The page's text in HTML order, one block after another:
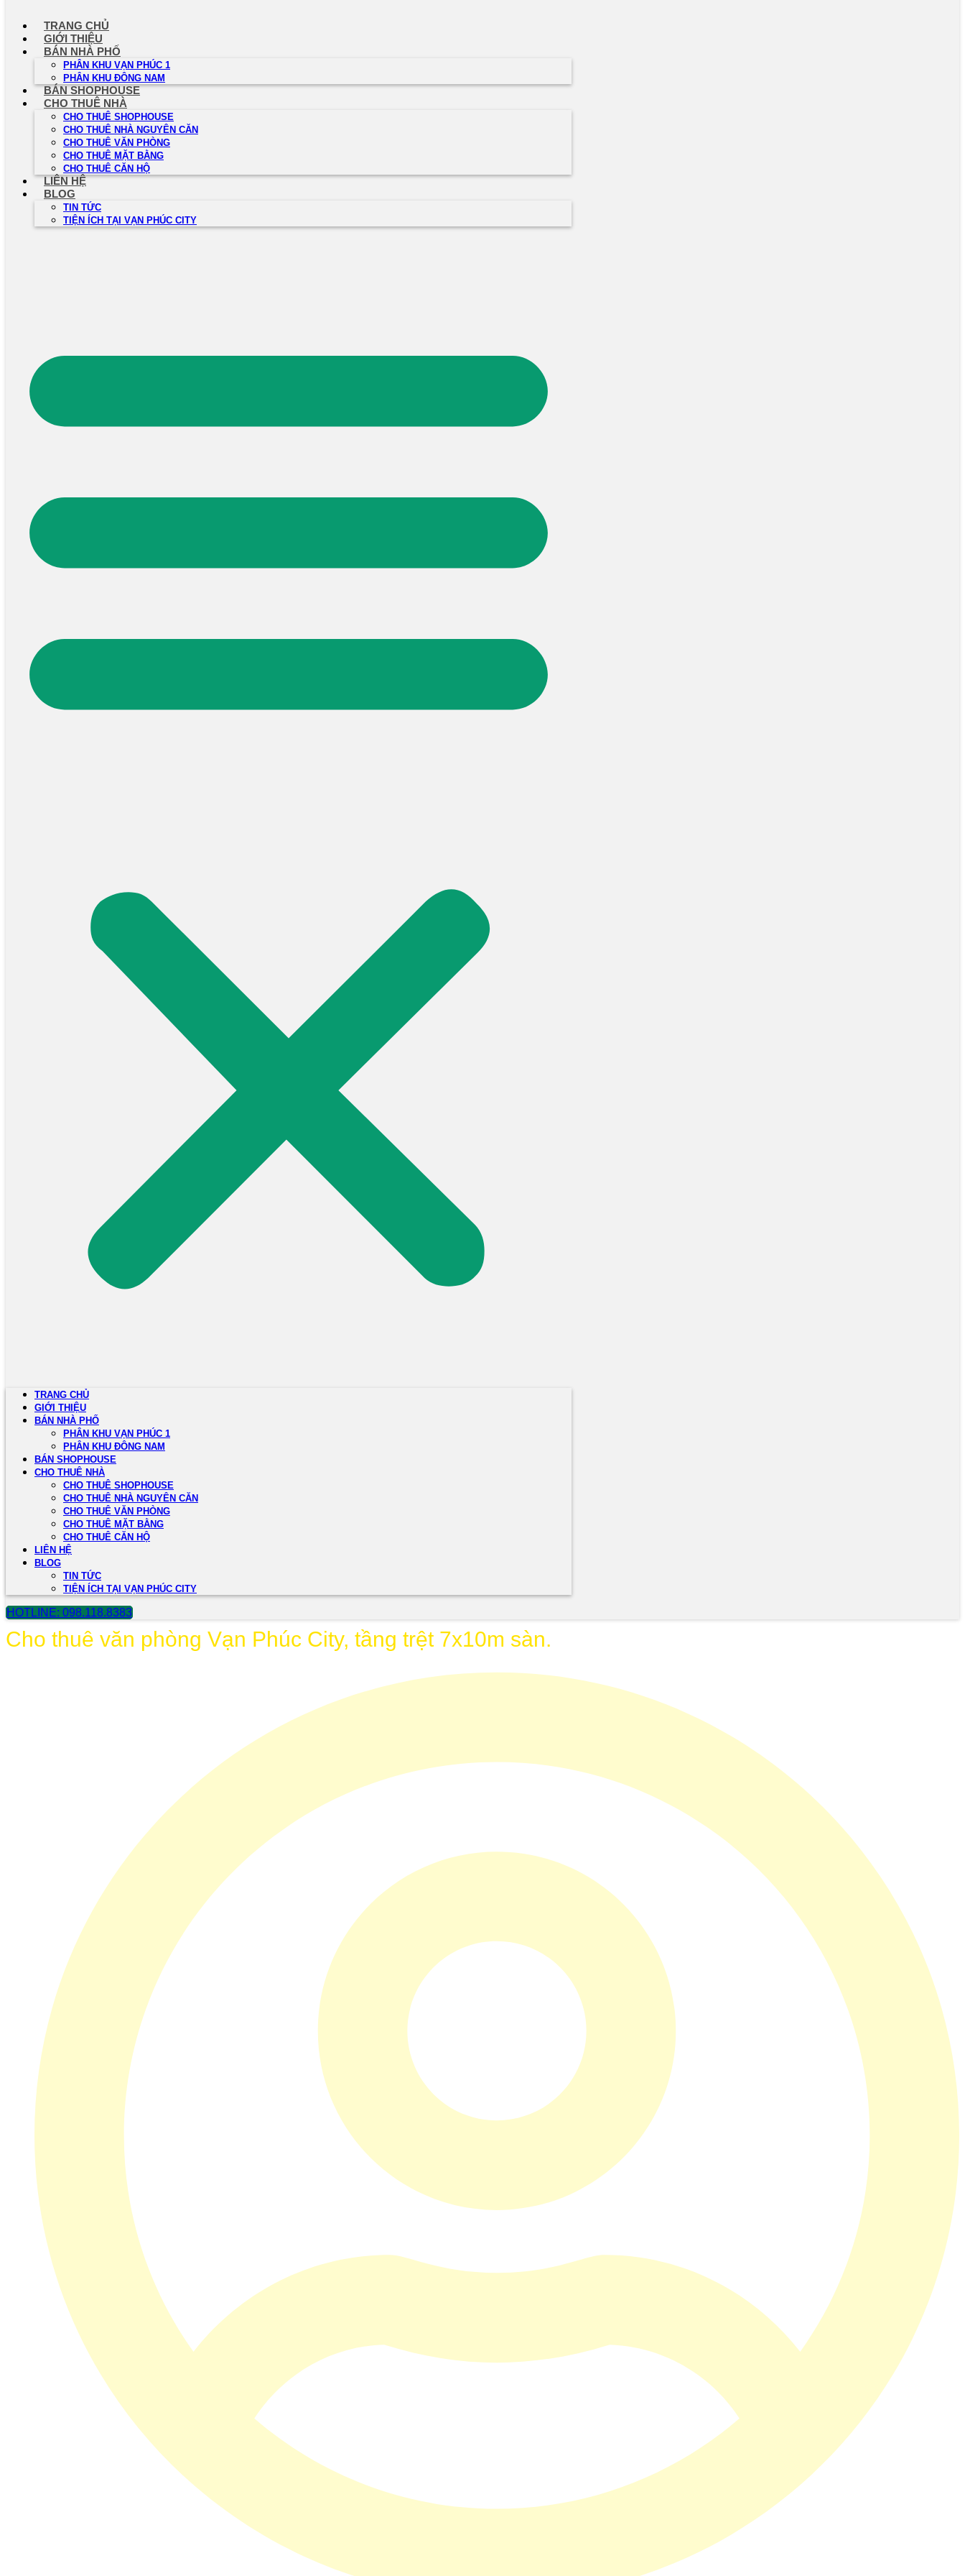
dung
TRANG CHỦ
GIỚI THIỆU
BÁN NHÀ PHỐ
PHÂN KHU VẠN PHÚC 1
PHÂN KHU ĐÔNG NAM
BÁN SHOPHOUSE
CHO THUÊ NHÀ
CHO THUÊ SHOPHOUSE
CHO THUÊ NHÀ NGUYÊN CĂN
CHO THUÊ VĂN PHÒNG
CHO THUÊ MẶT BẰNG
CHO THUÊ CĂN HỘ
LIÊN HỆ
BLOG
TIN TỨC
TIỆN ÍCH TẠI VẠN PHÚC CITY
TRANG CHỦ
GIỚI THIỆU
BÁN NHÀ PHỐ
PHÂN KHU VẠN PHÚC 1
PHÂN KHU ĐÔNG NAM
BÁN SHOPHOUSE
CHO THUÊ NHÀ
CHO THUÊ SHOPHOUSE
CHO THUÊ NHÀ NGUYÊN CĂN
CHO THUÊ VĂN PHÒNG
CHO THUÊ MẶT BẰNG
CHO THUÊ CĂN HỘ
LIÊN HỆ
BLOG
TIN TỨC
TIỆN ÍCH TẠI VẠN PHÚC CITY
HOTLINE: 098.118.8383
Cho thuê văn phòng Vạn Phúc City, tầng trệt 7x10m sàn.